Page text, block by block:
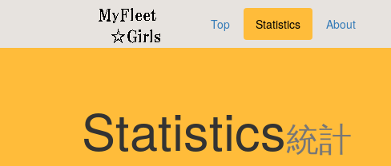
Top Statistics About
Statistics統計